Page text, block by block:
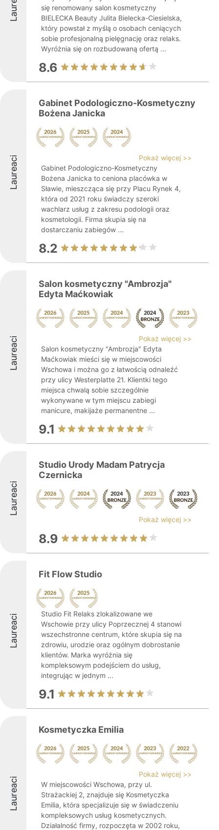
się renomowany salon kosmetyczny
BIELECKA Beauty Julita Bielecka-Ciesielska,
który powstał z myślą o osobach ceniących
sobie profesjonalną pielęgnację oraz relaks.
Wyróżnia się on rozbudowaną ofertą ...
8.6
Laureaci
Gabinet Podologiczno-Kosmetyczny
Bożena Janicka
Pokaż więcej >>
Gabinet Podologiczno-Kosmetyczny
Bożena Janicka to ceniona placówka w
Sławie, mieszcząca się przy Placu Rynek 4,
która od 2021 roku świadczy szeroki
wachlarz usług z zakresu podologii oraz
kosmetologii. Firma skupia się na
dostarczaniu zabiegów ...
8.2
Laureaci
Salon kosmetyczny "Ambrozja"
Edyta Maćkowiak
Pokaż więcej >>
Salon kosmetyczny "Ambrozja" Edyta
Maćkowiak mieści się w miejscowości
Wschowa i można go z łatwością odnaleźć
przy ulicy Westerplatte 21. Klientki tego
miejsca chwalą sobie szczególnie
wykonywane w tym miejscu zabiegi
manicure, makijaże permanentne ...
9.1
Laureaci
Studio Urody Madam Patrycja
Czernicka
Pokaż więcej >>
8.9
Laureaci
Fit Flow Studio
Studio Fit Relaks zlokalizowane we
Wschowie przy ulicy Poprzecznej 4 stanowi
wszechstronne centrum, które skupia się na
zdrowiu, urodzie oraz ogólnym dobrostanie
klientów. Marka wyróżnia się
kompleksowym podejściem do usług,
integrując w jednym ...
9.1
Laureaci
Kosmetyczka Emilia
Pokaż więcej >>
W miejscowości Wschowa, przy ul.
Strażackiej 2, znajduje się Kosmetyczka
Emilia, która specjalizuje się w świadczeniu
kompleksowych usług kosmetycznych.
Działalność firmy, rozpoczęta w 2002 roku,